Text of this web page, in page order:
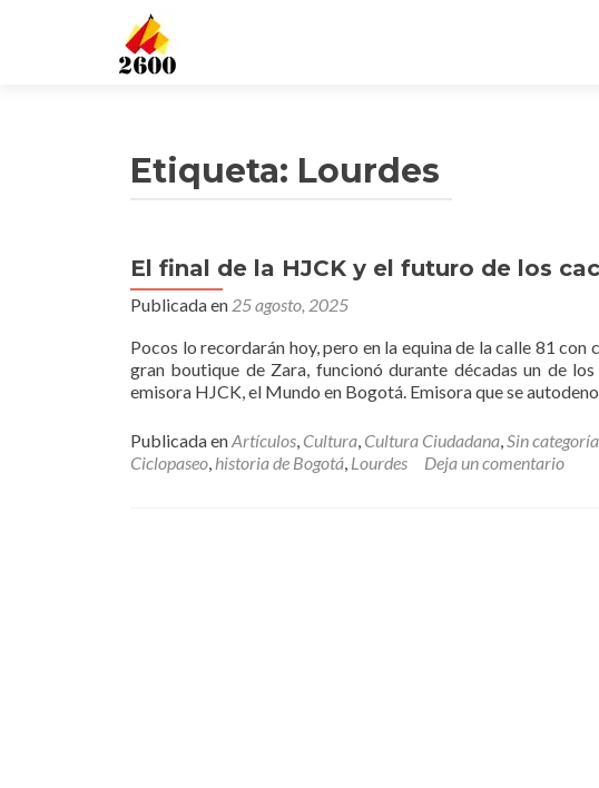
Etiqueta: Lourdes
El final de la HJCK y el futuro de los
Publicada en 25 agosto, 2025
Pocos lo recordarán hoy, pero en la equina de la calle 81 con
gran boutique de Zara, funcionó durante décadas un de
emisora HJCK, el Mundo en Bogotá. Emisora que se
Publicada enArtículos, Cultura, Cultura Ciudadana,Sin categoría
Ciclopaseo, historia de Bogotá, Lourdes Deja un comentario